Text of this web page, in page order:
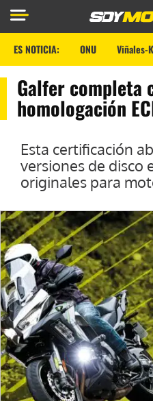
ES NOTICIA: ONU Viñales-
Galfer completa
homologación
Esta certificación
versiones de disco
originales para